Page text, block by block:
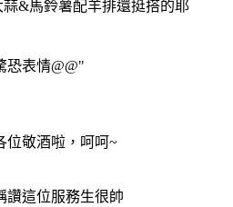
&馬鈴薯配羊排還挺搭的耶
恐表情@@"
位敬酒啦，呵呵~
讚這位服務生很帥